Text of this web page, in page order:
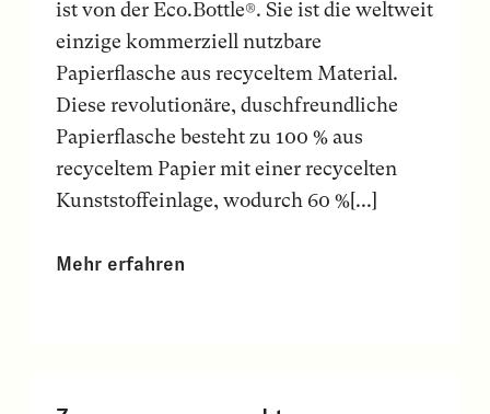
ist von der Eco.Bottle®. Sie ist die weltweit
einzige kommerziell nutzbare
Papierflasche aus recyceltem Material.
Diese revolutionäre, duschfreundliche
Papierflasche besteht zu 100 % aus
recyceltem Papier mit einer recycelten
Kunststoffeinlage, wodurch 60 %[...]
Mehr erfahren